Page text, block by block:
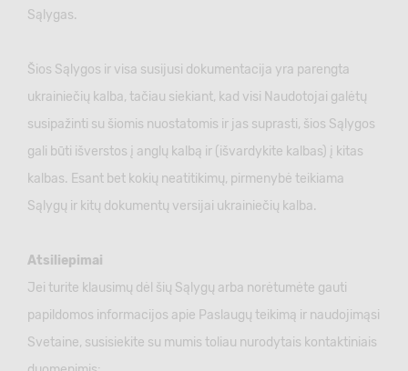
Sąlygas.
Šios Sąlygos ir visa susijusi dokumentacija yra parengta
ukrainiečių kalba, tačiau siekiant, kad visi Naudotojai galėtų
susipažinti su šiomis nuostatomis ir jas suprasti, šios Sąlygos
gali būti išverstos į anglų kalbą ir (išvardykite kalbas) į kitas
kalbas. Esant bet kokių neatitikimų, pirmenybė teikiama
Sąlygų ir kitų dokumentų versijai ukrainiečių kalba.
Atsiliepimai
Jei turite klausimų dėl šių Sąlygų arba norėtumėte gauti
papildomos informacijos apie Paslaugų teikimą ir naudojimąsi
Svetaine, susisiekite su mumis toliau nurodytais kontaktiniais